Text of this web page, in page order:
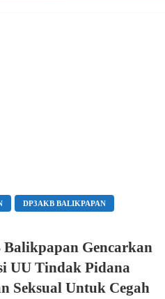
DP3AKB BALIKPAPAN
Balikpapan Gencarkan
UU Tindak Pidana
Seksual Untuk Cegah